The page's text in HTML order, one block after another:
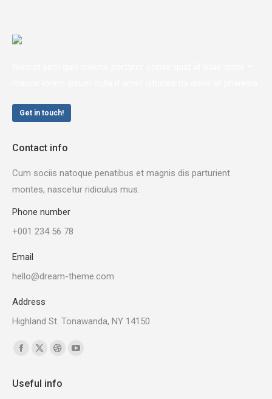
Get in touch!
Contact info
Cum sociis natoque penatibus et magnis dis parturient
montes, nascetur ridiculus mus.
Phone number
+001 234 56 78
Email
hello@dream-theme.com
Address
Highland St. Tonawanda, NY 14150
Find us on:
Facebook
opensopens
Dribbble
opens
Useful info